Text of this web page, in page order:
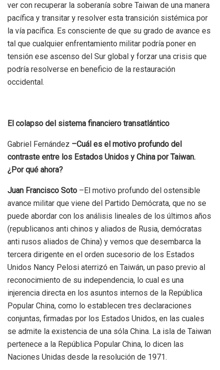
ver con recuperar la soberanía sobre Taiwan de una manera
pacífica y transitar y resolver esta transición sistémica por
la vía pacífica. Es consciente de que su grado de avance es
tal que cualquier enfrentamiento militar podría poner en
tensión ese ascenso del Sur global y forzar una crisis que
podría resolverse en beneficio de la restauración
occidental.
El colapso del sistema financiero transatlántico
Gabriel Fernández –Cuál es el motivo profundo del
contraste entre los Estados Unidos y China por Taiwan.
¿Por qué ahora?
Juan Francisco Soto –El motivo profundo del ostensible
avance militar que viene del Partido Demócrata, que no se
puede abordar con los análisis lineales de los últimos años
(republicanos anti chinos y aliados de Rusia, demócratas
anti rusos aliados de China) y vemos que desembarca la
tercera dirigente en el orden sucesorio de los Estados
Unidos Nancy Pelosi aterrizó en Taiwán, un paso previo al
reconocimiento de su independencia, lo cual es una
injerencia directa en los asuntos internos de la República
Popular China, como lo establecen tres declaraciones
conjuntas, firmadas por los Estados Unidos, en las cuales
se admite la existencia de una sóla China. La isla de Taiwan
pertenece a la República Popular China, lo dicen las
Naciones Unidas desde la resolución de 1971.